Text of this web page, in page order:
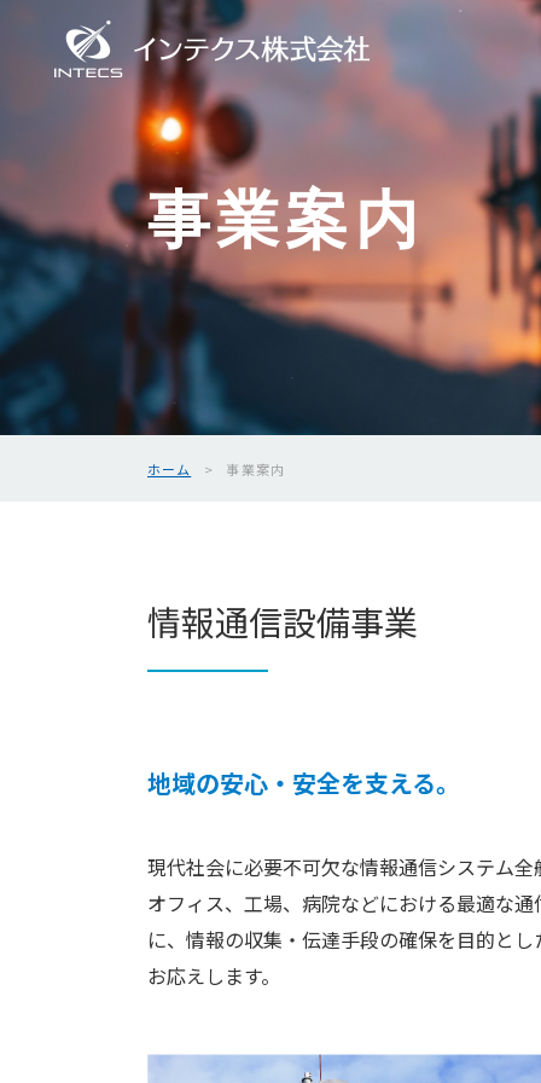
事業案内
ホーム 事業案内
情報通信設備事業
地域の安心・安全を支える。
現代社会に必要不可欠な情報通信システム
オフィス、工場、病院などにおける最適な
に、情報の収集・伝達手段の確保を目的と
お応えします。